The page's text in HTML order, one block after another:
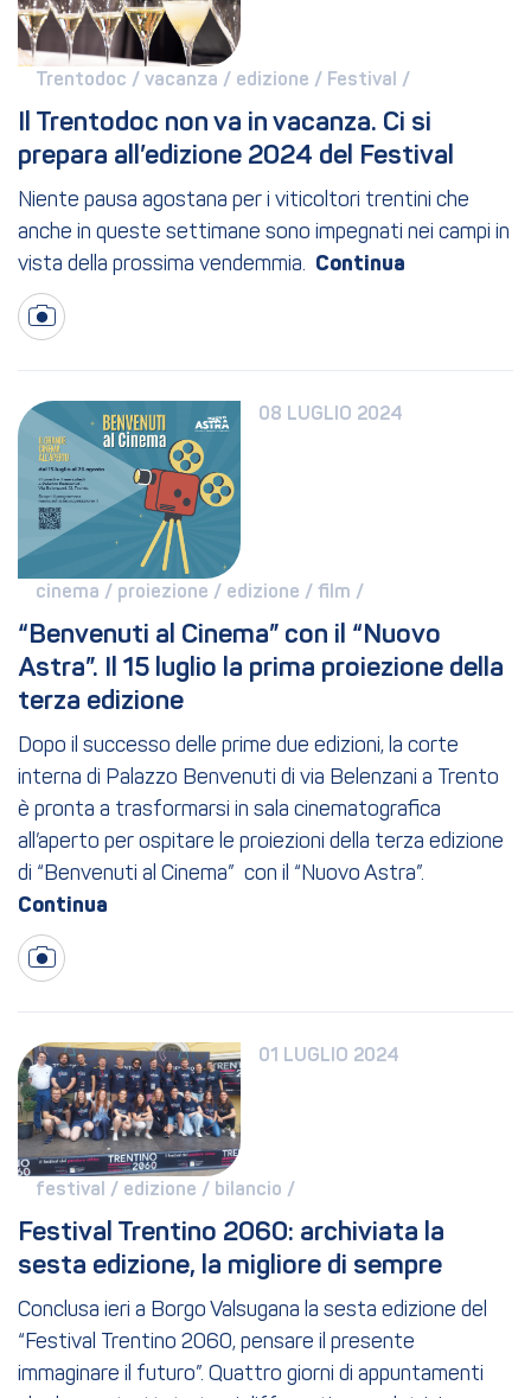
Trentodoc / vacanza / edizione / Festival /
Il Trentodoc non va in vacanza. Ci si
prepara all’edizione 2024 del Festival
Niente pausa agostana per i viticoltori trentini che
anche in queste settimane sono impegnati nei campi in
vista della prossima vendemmia.
08 LUGLIO 2024
cinema / proiezione / edizione / film /
“Benvenuti al Cinema” con il “Nuovo
Astra”. Il 15 luglio la prima proiezione della
terza edizione
Dopo il successo delle prime due edizioni, la corte
interna di Palazzo Benvenuti di via Belenzani a Trento
è pronta a trasformarsi in sala cinematografica
all’aperto per ospitare le proiezioni della terza edizione
di “Benvenuti al Cinema” con il “Nuovo Astra”.
01 LUGLIO 2024
festival / edizione / bilancio /
Festival Trentino 2060: archiviata la
sesta edizione, la migliore di sempre
Conclusa ieri a Borgo Valsugana la sesta edizione del
“Festival Trentino 2060, pensare il presente
immaginare il futuro”. Quattro giorni di appuntamenti